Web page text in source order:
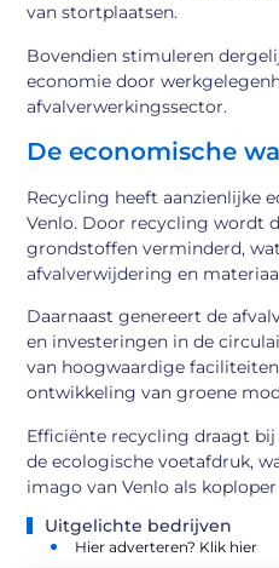
van stortplaatsen.
Bovendien stimuleren
economie door
afvalverwerkingssector.
De economische
Recycling heeft aanzienlijke
Venlo. Door recycling wordt
grondstoffen verminderd,
afvalverwijdering en
Daarnaast genereert de
en investeringen in de
van hoogwaardige
ontwikkeling van groene
Efficiënte recycling draagt
de ecologische voetafdruk,
imago van Venlo als
Uitgelichte bedrijven
Hier adverteren? Klik hier